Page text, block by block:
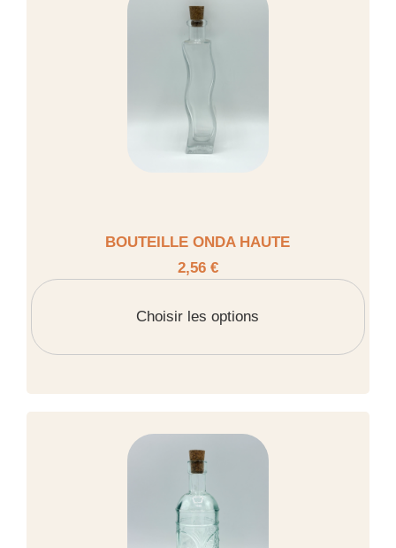
BOUTEILLE ONDA HAUTE
2,56 €
Choisir les options